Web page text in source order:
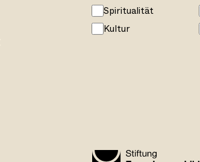
Spiritualität
Kultur